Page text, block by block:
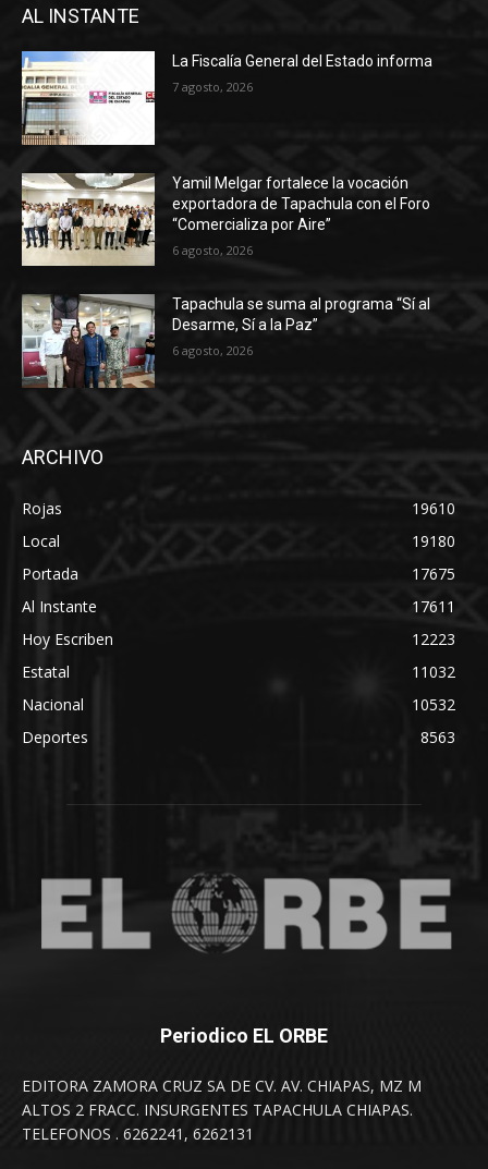
AL INSTANTE
La Fiscalía General del Estado informa
7 agosto, 2026
Yamil Melgar fortalece la vocación
exportadora de Tapachula con el Foro
“Comercializa por Aire”
6 agosto, 2026
Tapachula se suma al programa “Sí al
Desarme, Sí a la Paz”
6 agosto, 2026
ARCHIVO
Rojas
19610
Local
19180
Portada
17675
Al Instante
17611
Hoy Escriben
12223
Estatal
11032
Nacional
10532
Deportes
8563
Periodico EL ORBE
EDITORA ZAMORA CRUZ SA DE CV. AV. CHIAPAS, MZ M
ALTOS 2 FRACC. INSURGENTES TAPACHULA CHIAPAS.
TELEFONOS . 6262241, 6262131